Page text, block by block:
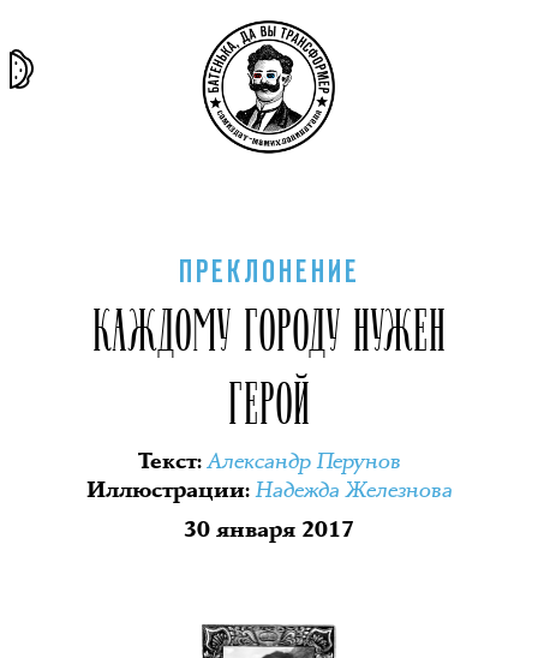
ПРЕКЛОНЕНИЕ
КАЖДОМУ ГОРОДУ НУЖЕН
ГЕРОЙ
Текст:Александр Перунов
Иллюстрации:Надежда Железнова
30 января 2017